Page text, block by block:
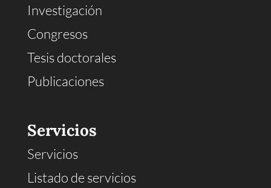
Investigación
Congresos
Tesis doctorales
Publicaciones
Servicios
Servicios
Listado de servicios